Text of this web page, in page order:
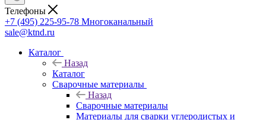
Телефоны
+7 (495) 225-95-78 Многоканальный
sale@ktnd.ru
Каталог
Назад
Каталог
Сварочные материалы
Назад
Сварочные материалы
Материалы для сварки углеродистых и